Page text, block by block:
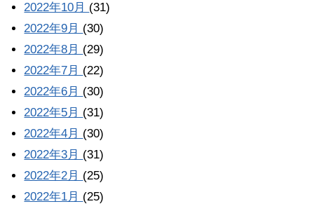
2022年10月 (31)
2022年9月 (30)
2022年8月 (29)
2022年7月 (22)
2022年6月 (30)
2022年5月 (31)
2022年4月 (30)
2022年3月 (31)
2022年2月 (25)
2022年1月 (25)